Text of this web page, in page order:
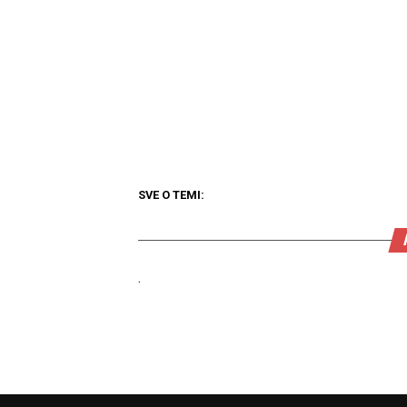
SVE O TEMI:
.